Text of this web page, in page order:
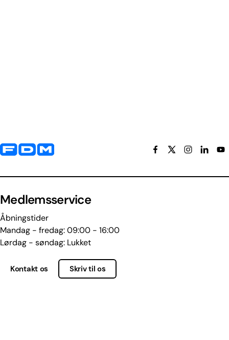
Yderligere information og kontaktoplysninger
Medlemsservice
Åbningstider
Mandag - fredag: 09:00 - 16:00
Lørdag - søndag: Lukket
Kontakt os Skriv til os